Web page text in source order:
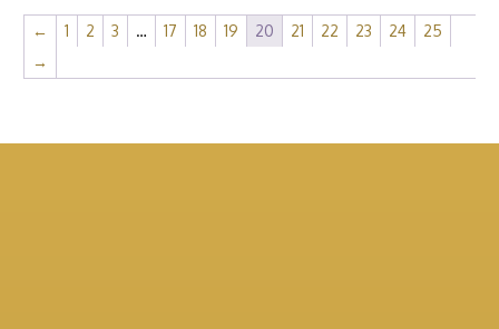
← 1 2 3 … 17 18 19 20 21 22 23 24
25
→